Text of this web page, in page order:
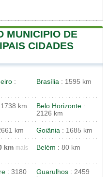
MUNICIPIO DE
CIDADES
:
Brasília : 1595 km
km Belo Horizonte :
2126 km
km Goiânia : 1685 km
km mais
Belém : 80 km
: 3180
Guarulhos : 2459